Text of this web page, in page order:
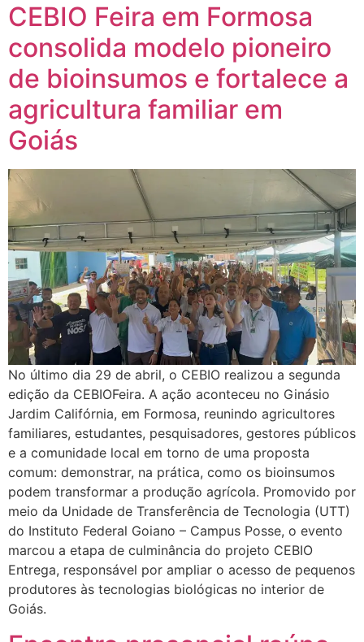
CEBIO Feira em Formosa
consolida modelo pioneiro
de bioinsumos e fortalece a
agricultura familiar em
Goiás
No último dia 29 de abril, o CEBIO realizou a segunda
edição da CEBIOFeira. A ação aconteceu no Ginásio
Jardim Califórnia, em Formosa, reunindo agricultores
familiares, estudantes, pesquisadores, gestores públicos
e a comunidade local em torno de uma proposta
comum: demonstrar, na prática, como os bioinsumos
podem transformar a produção agrícola. Promovido por
meio da Unidade de Transferência de Tecnologia (UTT)
do Instituto Federal Goiano – Campus Posse, o evento
marcou a etapa de culminância do projeto CEBIO
Entrega, responsável por ampliar o acesso de pequenos
produtores às tecnologias biológicas no interior de
Goiás.